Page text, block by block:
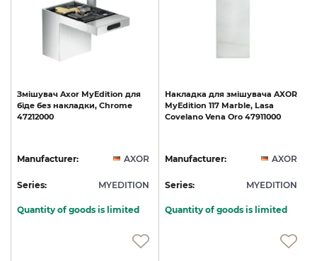
Змішувач Axor MyEdition для
біде без накладки, Chrome
47212000
Manufacturer: AXOR
Series: MYEDITION
Quantity of goods is limited
Накладка для змішувача AXOR
MyEdition 117 Marble, Lasa
Covelano Vena Oro 47911000
Manufacturer: AXOR
Series: MYEDITION
Quantity of goods is limited